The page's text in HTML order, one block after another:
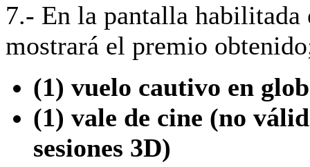
7.- En la pantalla habilitada
mostrará el premio
(1) vuelo cautivo en
(1) vale de cine (no
sesiones 3D)